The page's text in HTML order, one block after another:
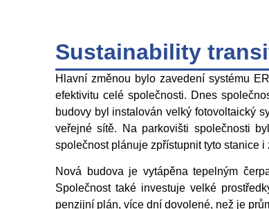
Sustainability
Hlavní změnou bylo zavedení systému
efektivitu celé společnosti. Dnes
budovy byl instalován velký fotovoltaický
veřejné sítě. Na parkovišti společnosti
společnost plánuje zpřístupnit tyto stanice i
Nová budova je vytápěna tepelným
Společnost také investuje velké
penzijní plán, více dní dovolené, než je